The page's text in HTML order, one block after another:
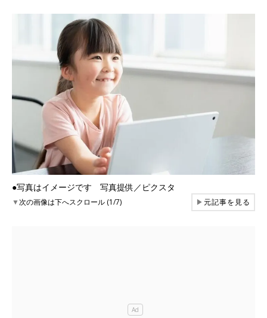
●写真はイメージです 写真提供／ピクスタ
▼次の画像は下へスクロール (1/7) ▶元記事を見る